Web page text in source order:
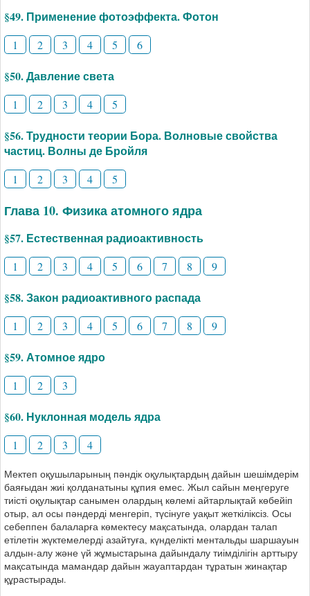
§49. Применение фотоэффекта. Фотон
1 2 3 4 5 6
§50. Давление света
1 2 3 4 5
§56. Трудности теории Бора. Волновые свойства
частиц. Волны де Бройля
1 2 3 4 5
Глава 10. Физика атомного ядра
§57. Естественная радиоактивность
1 2 3 4 5 6 7 8 9
§58. Закон радиоактивного распада
1 2 3 4 5 6 7 8 9
§59. Атомное ядро
1 2 3
§60. Нуклонная модель ядра
1 2 3 4
Мектеп оқушыларының пәндік оқулықтардың дайын шешімдерім
баяғыдан жиі қолданатыны құпия емес. Жыл сайын меңгеруге
тиісті оқулықтар санымен олардың көлемі айтарлықтай көбейіп
отыр, ал осы пәндерді менгеріп, түсінуге уақыт жеткіліксіз. Осы
себеппен балаларға көмектесу мақсатында, олардан талап
етілетін жүктемелерді азайтуға, күнделікті ментальды шаршауын
алдын-алу және үй жұмыстарына дайындалу тиімділігін арттыру
мақсатында мамандар дайын жауаптардан тұратын жинақтар
құрастырады.